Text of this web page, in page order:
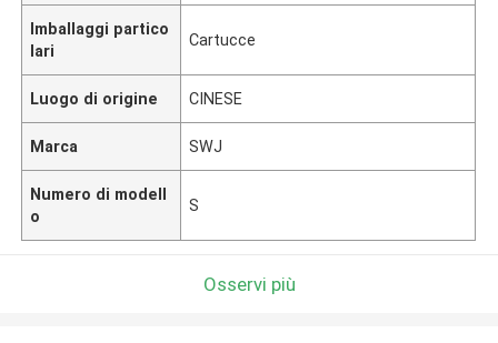
Imballaggi partico
lari
Cartucce
Luogo di origine CINESE
Marca SWJ
Numero di modell
o
S
Osservi più